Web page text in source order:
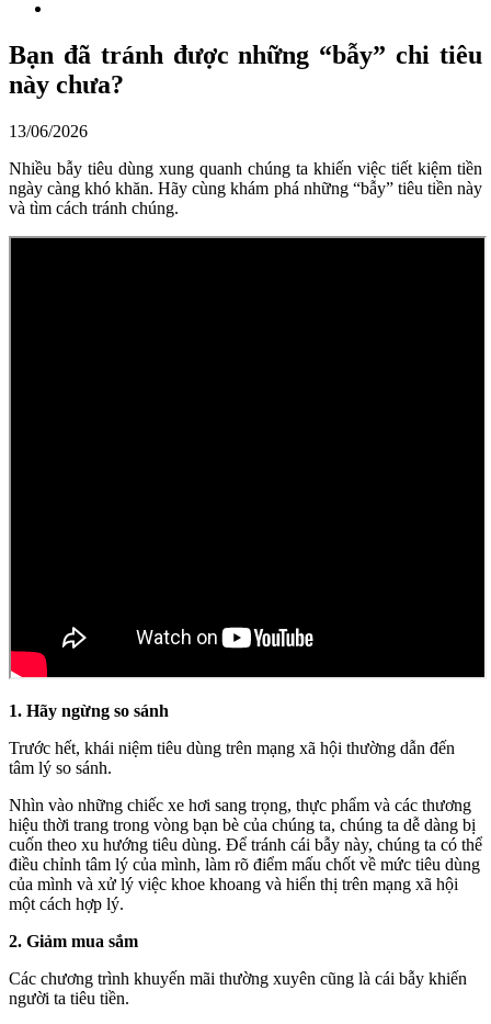
Bạn đã tránh được những “bẫy” chi tiêu
này chưa?
13/06/2026
Nhiều bẫy tiêu dùng xung quanh chúng ta khiến việc tiết kiệm tiền
ngày càng khó khăn. Hãy cùng khám phá những “bẫy” tiêu tiền này
và tìm cách tránh chúng.
1. Hãy ngừng so sánh
Trước hết, khái niệm tiêu dùng trên mạng xã hội thường dẫn đến
tâm lý so sánh.
Nhìn vào những chiếc xe hơi sang trọng, thực phẩm và các thương
hiệu thời trang trong vòng bạn bè của chúng ta, chúng ta dễ dàng bị
cuốn theo xu hướng tiêu dùng. Để tránh cái bẫy này, chúng ta có thể
điều chỉnh tâm lý của mình, làm rõ điểm mấu chốt về mức tiêu dùng
của mình và xử lý việc khoe khoang và hiển thị trên mạng xã hội
một cách hợp lý.
2. Giảm mua sắm
Các chương trình khuyến mãi thường xuyên cũng là cái bẫy khiến
người ta tiêu tiền.